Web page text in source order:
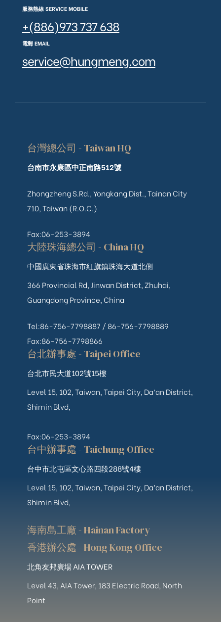
服務熱線 SERVICE MOBILE
+(886)973 737 638
電郵 EMAIL
service@hungmeng.com
台灣總公司 - Taiwan HQ
台南市永康區中正南路512號
Zhongzheng S.Rd., Yongkang Dist., Tainan City
710, Taiwan (R.O.C.)
Fax:06-253-3894
大陸珠海總公司 - China HQ
中國廣東省珠海市紅旗鎮珠海大道北側
366 Provincial Rd, Jinwan District, Zhuhai,
Guangdong Province, China
Tel:86-756-7798887 / 86-756-7798889
Fax:86-756-7798866
台北辦事處 - Taipei Office
台北市民大道102號15樓
Level 15, 102, Taiwan, Taipei City, Da’an District,
Shimin Blvd,
Fax:06-253-3894
台中辦事處 - Taichung Office
台中市北屯區文心路四段288號4樓
Level 15, 102, Taiwan, Taipei City, Da’an District,
Shimin Blvd,
海南島工廠 - Hainan Factory
香港辦公處 - Hong Kong Office
北角友邦廣場 AIA TOWER
Level 43, AIA Tower, 183 Electric Road, North
Point